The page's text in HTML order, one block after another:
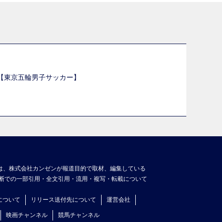
京五輪男子サッカー】
株式会社カンゼンが報道目的で取材、編集している
の一部引用・全文引用・流用・複写・転載について
ついて リリース送付先について 運営会社
映画チャンネル 競馬チャンネル